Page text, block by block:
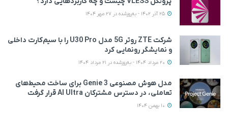
شرکت ZTE روتر 5G مدل U30 Pro را با سیم‌کارت داخلی
و نمایشگر رونمایی کرد
مدل هوش مصنوعی Genie 3 برای ساخت محیط‌های
تعاملی، در دسترس مشترکان AI Ultra قرار گرفت